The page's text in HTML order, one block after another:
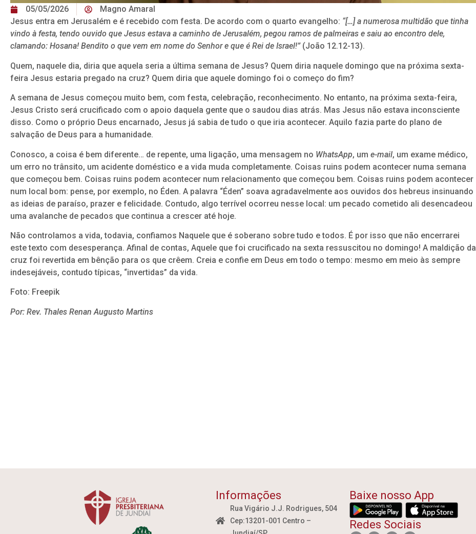
05/05/2026
Magno Amaral
Jesus entra em Jerusalém e é recebido com festa. De acordo com o quarto evangelho: “[…] a numerosa multidão que tinha
vindo à festa, tendo ouvido que Jesus estava a caminho de Jerusalém, pegou ramos de palmeiras e saiu ao encontro dele,
clamando: Hosana! Bendito o que vem em nome do Senhor e que é Rei de Israel!” (João 12.12-13).
Quem, naquele dia, diria que aquela seria a última semana de Jesus? Quem diria naquele domingo que na próxima sexta-
feira Jesus estaria pregado na cruz? Quem diria que aquele domingo foi o começo do fim?
A semana de Jesus começou muito bem, com festa, celebração, reconhecimento. No entanto, na próxima sexta-feira,
Jesus Cristo será crucificado com o apoio daquela gente que o saudou dias atrás. Mas Jesus não estava inconsciente
disso. Como o próprio Deus encarnado, Jesus já sabia de tudo o que iria acontecer. Aquilo fazia parte do plano de
salvação de Deus para a humanidade.
Conosco, a coisa é bem diferente… de repente, uma ligação, uma mensagem no WhatsApp, um e-mail, um exame médico,
um erro no trânsito, um acidente doméstico e a vida muda completamente. Coisas ruins podem acontecer numa semana
que começou bem. Coisas ruins podem acontecer num relacionamento que começou bem. Coisas ruins podem acontecer
num local bom: pense, por exemplo, no Éden. A palavra “Éden” soava agradavelmente aos ouvidos dos hebreus insinuando
as ideias de paraíso, prazer e felicidade. Contudo, algo terrível ocorreu nesse local: um pecado cometido ali desencadeou
uma avalanche de pecados que continua a crescer até hoje.
Não controlamos a vida, todavia, confiamos Naquele que é soberano sobre tudo e todos. É por isso que não encerrarei
este texto com desesperança. Afinal de contas, Aquele que foi crucificado na sexta ressuscitou no domingo! A maldição da
cruz foi revertida em bênção para os que crêem. Creia e confie em Deus em todo o tempo: mesmo em meio às sempre
indesejáveis, contudo típicas, “invertidas” da vida.
Foto: Freepik
Por: Rev. Thales Renan Augusto Martins
Informações
Rua Vigário J.J. Rodrigues, 504
Cep:13201-001 Centro –
Baixe nosso App
Redes Sociais